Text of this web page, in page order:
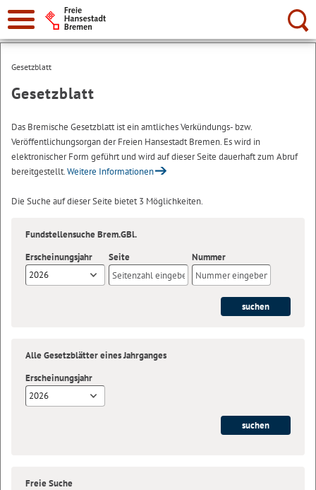
Suche:
Gesetzblatt
Gesetzblatt
Das Bremische Gesetzblatt ist ein amtliches Verkündungs- bzw.
Veröffentlichungsorgan der Freien Hansestadt Bremen. Es wird in
elektronischer Form geführt und wird auf dieser Seite dauerhaft zum Abruf
bereitgestellt.Weitere Informationen
Die Suche auf dieser Seite bietet 3 Möglichkeiten.
Fundstellensuche Brem.GBl.
Erscheinungsjahr
2026
Seite Nummer
Alle Gesetzblätter eines Jahrganges
Erscheinungsjahr
2026
Freie Suche